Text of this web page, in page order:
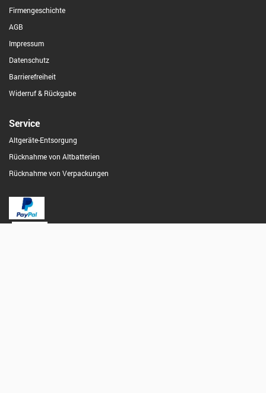
Firmengeschichte
AGB
Impressum
Datenschutz
Barrierefreiheit
Widerruf & Rückgabe
Service
Altgeräte-Entsorgung
Rücknahme von Altbatterien
Rücknahme von Verpackungen